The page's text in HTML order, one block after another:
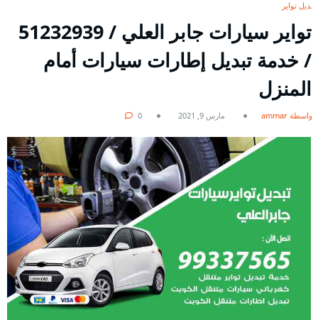
تبديل تواير
/ خدمة تبديل إطارات سيارات أمام
المنزل
بواسطة ammar مارس 9, 2021 0